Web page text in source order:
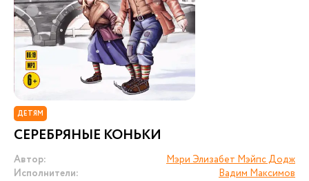
ДЕТЯМ
СЕРЕБРЯНЫЕ КОНЬКИ
Автор:
Мэри Элизабет Мэйпс Додж
Исполнители:
Вадим Максимов